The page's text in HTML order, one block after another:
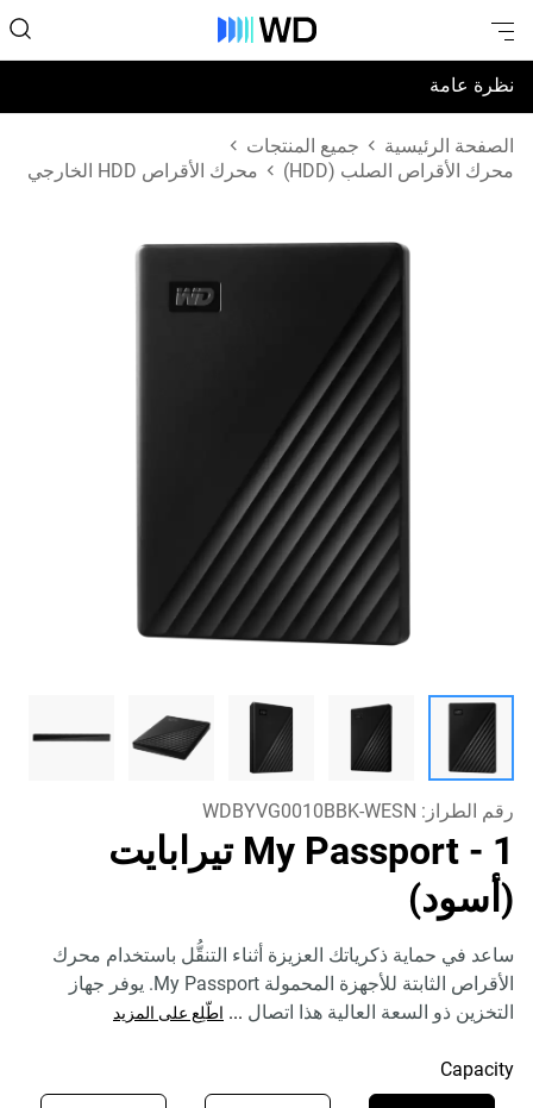
نظرة عامة
المواصفات
الصفحة الرئيسية
جميع المنتجات
محرك الأقراص الصلب (HDD)
محرك الأقراص HDD الخارجي
رقم الطراز: WDBYVG0010BBK-WESN
My Passport - 1 تيرابايت
(أسود)
ساعد في حماية ذكرياتك العزيزة أثناء التنقُّل باستخدام محرك
الأقراص الثابتة للأجهزة المحمولة My Passport. يوفر جهاز
التخزين ذو السعة العالية هذا اتصال ... اطّلِع على المزيد
Capacity